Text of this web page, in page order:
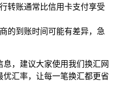
转账通常比信用卡支付享受
的到账时间可能有差异，急
，建议大家使用我们换汇网
优汇率，让每一笔换汇都更省